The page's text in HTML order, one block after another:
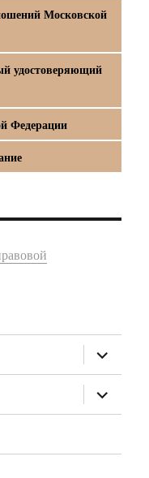
Московской
удостоверяющий
Федерации
раскрыть
дочернее
меню
раскрыть
дочернее
меню